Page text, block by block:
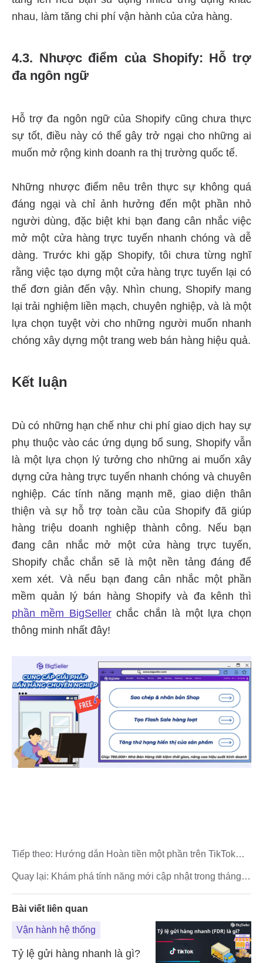
Quay lại: Khám phá tính năng mới cập nhật trong tháng
Tiếp theo: Hướng dẫn Hoàn tiền một phần trên TikTok
Bài viết liên quan
Vận hành hệ thống
Tỷ lệ gửi hàng nhanh là gì?